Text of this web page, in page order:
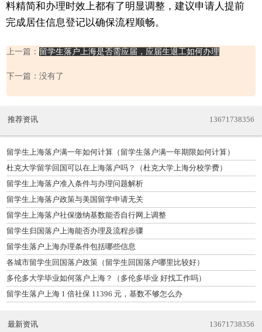
料精简和办理时效上都有了明显调整，建议申请人提前
完成居住信息登记以确保流程顺畅。
上一篇： 留学生落户上海是否需应届，应届生退工如何办理
下一篇：没有了
推荐资讯 13671738356
留学生上海落户满一年如何计算（留学生落户满一年期限如何计算）
杜克大学留学回国可以在上海落户吗？（杜克大学上海分校学费）
留学生上海落户准入条件与办理问题解析
留学生上海落户政策与美国留学申请无关
留学生上海落户社保缴纳基数能否自行网上调整
留学生归国落户上海能否办理及流程步骤
留学生落户上海办理条件包括哪些信息
各城市留学生回国落户政策（留学生回国落户哪里比较好）
多伦多大学毕业如何落户上海？（多伦多毕业 好找工作吗）
留学生落户上海 1 倍社保 11396 元，基数不够怎么办
最新资讯 13671738356